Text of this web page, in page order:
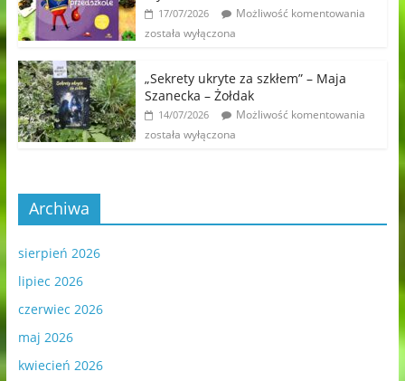
17/07/2026
Możliwość komentowania
została wyłączona
„Sekrety ukryte za szkłem” – Maja
Szanecka – Żołdak
14/07/2026
Możliwość komentowania
została wyłączona
Archiwa
sierpień 2026
lipiec 2026
czerwiec 2026
maj 2026
kwiecień 2026